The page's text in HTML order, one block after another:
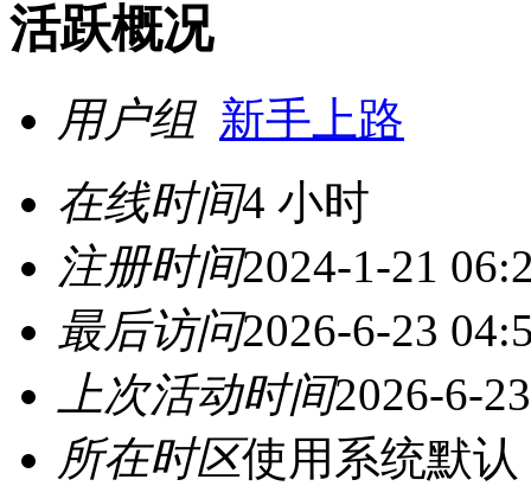
活跃概况
用户组 新手上路
在线时间4 小时
注册时间2024-1-21
最后访问2026-6-23
上次活动时间2026-6-
所在时区使用系统默认